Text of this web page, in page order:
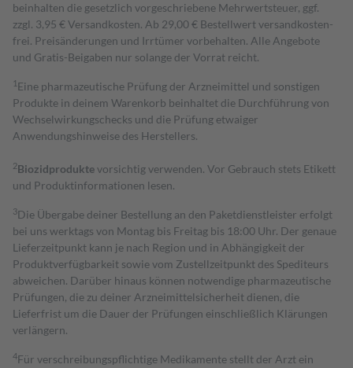
beinhalten die gesetzlich vorgeschriebene Mehrwertsteuer, ggf.
zzgl. 3,95 € Versandkosten. Ab 29,00 € Bestell­wert versand­kosten­
frei. Preisänderungen und Irrtümer vorbehalten. Alle Angebote
und Gratis-Beigaben nur solange der Vorrat reicht.
1 Eine pharmazeutische Prüfung der Arzneimittel und sonstigen
Produkte in deinem Warenkorb beinhaltet die Durchführung von
Wechselwirkungschecks und die Prüfung etwaiger
Anwendungshinweise des Herstellers.
2Biozidproduktevorsichtig verwenden. Vor Gebrauch stets Etikett
und Produktinformationen lesen.
3Die Übergabe deiner Bestellung an den Paketdienstleister erfolgt
bei uns werktags von Montag bis Freitag bis 18:00 Uhr. Der genaue
Lieferzeitpunkt kann je nach Region und in Abhängigkeit der
Produktverfügbarkeit sowie vom Zustellzeitpunkt des Spediteurs
abweichen. Darüber hinaus können notwendige pharmazeutische
Prüfungen, die zu deiner Arzneimittelsicherheit dienen, die
Lieferfrist um die Dauer der Prüfungen einschließlich Klärungen
verlängern.
4Für verschreibungspflichtige Medikamente stellt der Arzt ein